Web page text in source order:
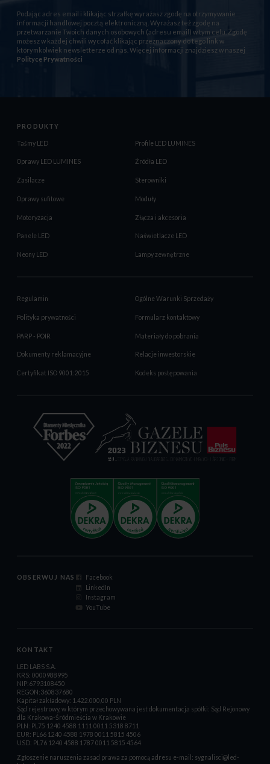
Podając adres email i klikając strzałkę wyrażasz zgodę na otrzymywanie
informacji handlowej pocztą elektroniczną. Wyrażasz też zgodę na
przetwarzanie Twoich danych osobowych (adresu email) w tym celu. Zgodę
możesz w każdej chwili wycofać klikając przeznaczony do tego link w
którymkolwiek newsletterze od nas. Więcej informacji znajdziesz w naszej
Polityce Prywatności
PRODUKTY
Taśmy LED Profile LED LUMINES
Oprawy LED LUMINES Źródła LED
Zasilacze Sterowniki
Oprawy sufitowe Moduły
Motoryzacja Złącza i akcesoria
Panele LED Naświetlacze LED
Neony LED Lampy zewnętrzne
Regulamin Ogólne Warunki Sprzedaży
Polityka prywatności Formularz kontaktowy
PARP - POIR Materiały do pobrania
Dokumenty reklamacyjne Relacje inwestorskie
Certyfikat ISO 9001:2015 Kodeks postępowania
OBSERWUJ NAS
Facebook
LinkedIn
Instagram
YouTube
KONTAKT
LED LABS S.A.
KRS: 0000988995
NIP:6793108450
REGON:360837680
Kapitał zakładowy: 1.422.000,00 PLN
Sąd rejestrowy, w którym przechowywana jest dokumentacja spółki: Sąd Rejonowy
dla Krakowa-Śródmieścia w Krakowie
PLN: PL75 1240 4588 1111 0011 5318 8711
EUR: PL66 1240 4588 1978 0011 5815 4506
USD: PL76 1240 4588 1787 0011 5815 4564
Zgłoszenie naruszenia zasad prawa za pomocą adresu e-mail: sygnalisci@led-